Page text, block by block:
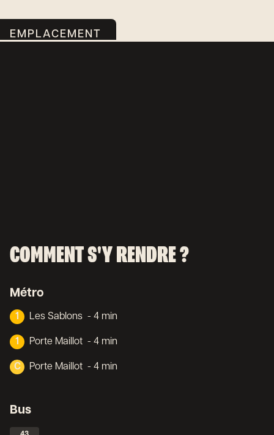
EMPLACEMENT
COMMENT S'Y RENDRE ?
Métro
1 Les Sablons - 4 min
1 Porte Maillot - 4 min
C Porte Maillot - 4 min
Bus